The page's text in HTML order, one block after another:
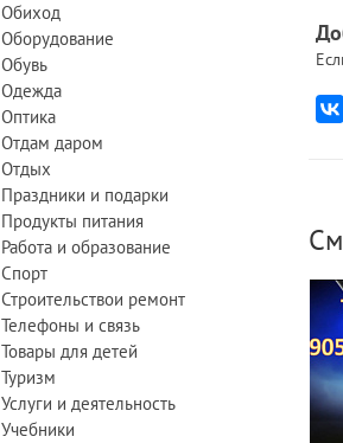
Обиход
Оборудование
Обувь
Одежда
Оптика
Отдам даром
Отдых
Праздники и подарки
Продукты питания
Работа и образование
Спорт
Строительствои ремонт
Телефоны и связь
Товары для детей
Туризм
Услуги и деятельность
Учебники